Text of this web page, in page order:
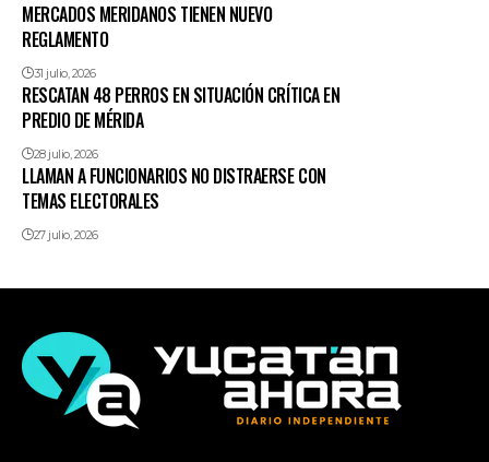
MERCADOS MERIDANOS TIENEN NUEVO
REGLAMENTO
31 julio, 2026
RESCATAN 48 PERROS EN SITUACIÓN CRÍTICA EN
PREDIO DE MÉRIDA
28 julio, 2026
LLAMAN A FUNCIONARIOS NO DISTRAERSE CON
TEMAS ELECTORALES
27 julio, 2026